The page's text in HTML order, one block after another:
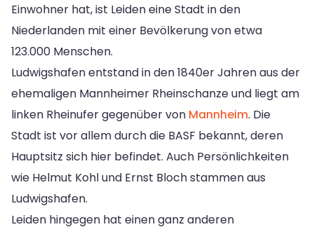
Einwohner hat, ist Leiden eine Stadt in den
Niederlanden mit einer Bevölkerung von etwa
123.000 Menschen.
Ludwigshafen entstand in den 1840er Jahren aus der
ehemaligen Mannheimer Rheinschanze und liegt am
linken Rheinufer gegenüber von Mannheim. Die
Stadt ist vor allem durch die BASF bekannt, deren
Hauptsitz sich hier befindet. Auch Persönlichkeiten
wie Helmut Kohl und Ernst Bloch stammen aus
Ludwigshafen.
Leiden hingegen hat einen ganz anderen